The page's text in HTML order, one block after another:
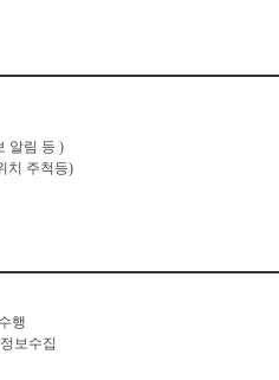
알림 등 )
치 주척등)
행
보수집